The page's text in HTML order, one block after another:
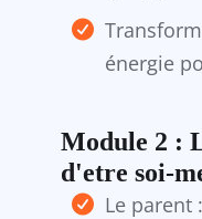
énergie
Module 2 :
d'etre soi-
Le parent